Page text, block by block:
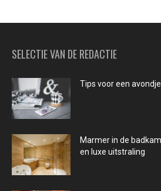
SELECTIE VAN DE REDACTIE
Tips voor een
Marmer in de
en luxe uitstraling